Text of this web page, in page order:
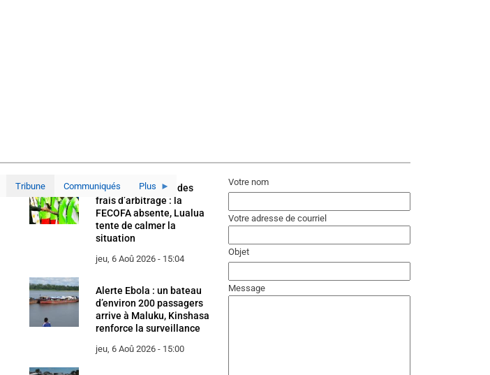
Tribune Communiqués Plus
Polémique autour des
frais d’arbitrage : la
FECOFA absente, Lualua
tente de calmer la
situation
jeu, 6 Aoû 2026 - 15:04
Alerte Ebola : un bateau
d’environ 200 passagers
arrive à Maluku, Kinshasa
renforce la surveillance
jeu, 6 Aoû 2026 - 15:00
Votre nom
Votre adresse de courriel
Objet
Message